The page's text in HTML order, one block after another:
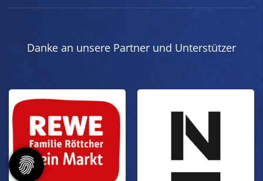
Danke an unsere Partner und Unterstützer